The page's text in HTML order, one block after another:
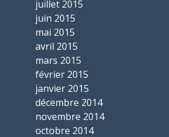
juillet 2015
juin 2015
mai 2015
avril 2015
mars 2015
février 2015
janvier 2015
décembre 2014
novembre 2014
octobre 2014